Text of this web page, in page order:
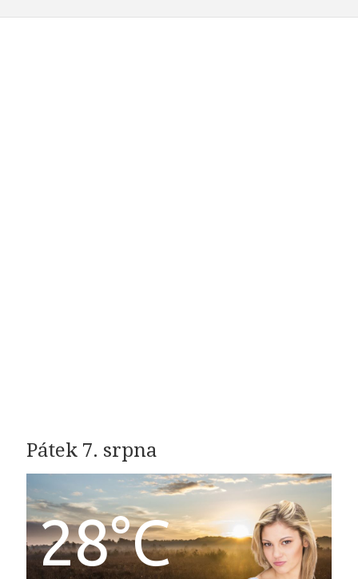
Pátek 7. srpna
28°C